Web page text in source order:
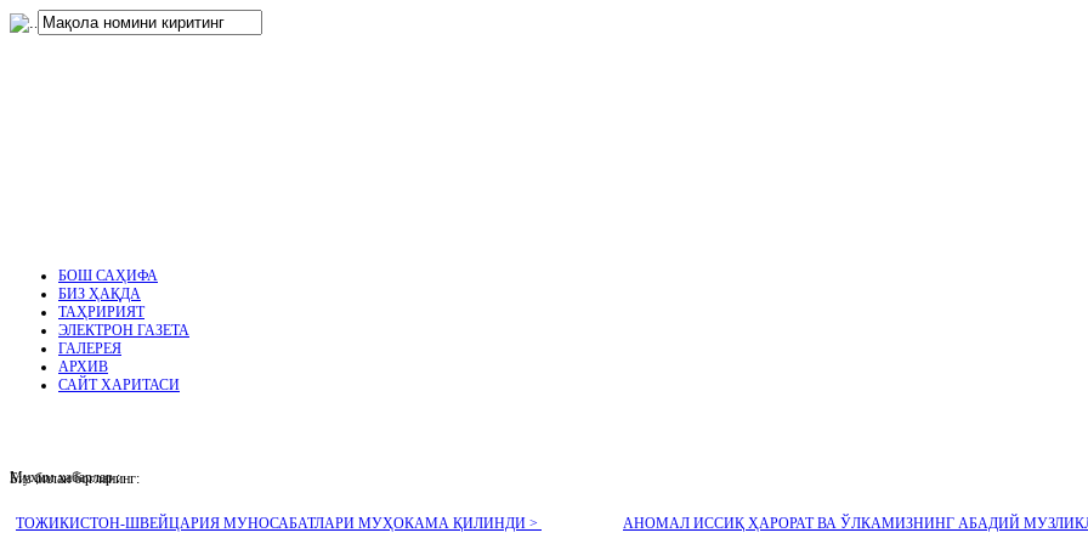
.
БОШ САҲИФА
БИЗ ҲАҚДА
ТАҲРИРИЯТ
ЭЛЕКТРОН ГАЗЕТА
ГАЛЕРЕЯ
АРХИВ
САЙТ ХАРИТАСИ
Муҳим хабарлар :
ТОЖИКИСТОН-ШВЕЙЦАРИЯ МУНОСАБАТЛАРИ МУҲОКАМА ҚИЛИНДИ > АНОМАЛ ИССИҚ ҲАРОРАТ ВА ЎЛКАМИЗНИНГ АБАДИЙ
Биз билан боғланинг: